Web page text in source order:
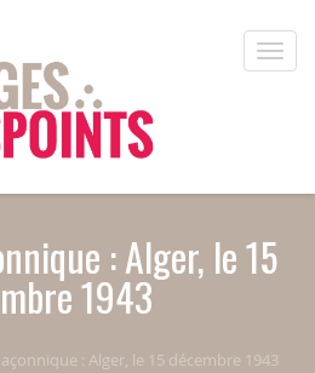
Toggle
: Alger, le 15
1943
: Alger, le 15 décembre 1943